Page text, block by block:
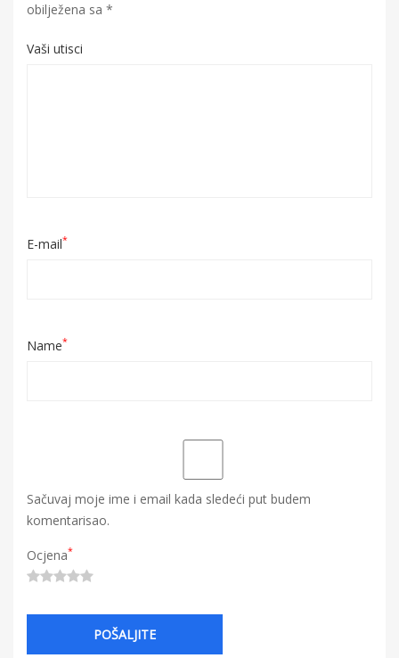
obilježena sa *
Vaši utisci
E-mail*
Name*
Sačuvaj moje ime i email kada sledeći put budem
komentarisao.
Ocjena*